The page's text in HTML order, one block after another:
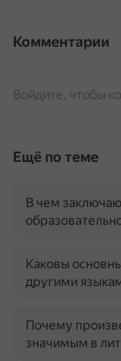
Комментарии
Войдите, чтобы
Ещё по теме
В чем
Каковы
другими
Почему
значимым в